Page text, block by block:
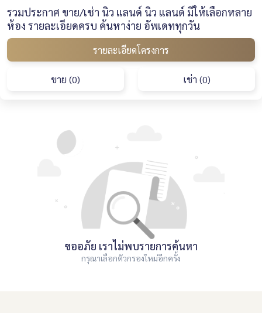
รวมประกาศ ขาย/เช่า นิว แลนด์ นิว แลนด์ มีให้เลือกหลาย
ห้อง รายละเอียดครบ ค้นหาง่าย อัพเดททุกวัน
รายละเอียดโครงการ
ขาย (0) เช่า (0)
ขออภัย เราไม่พบรายการค้นหา
กรุณาเลือกตัวกรองใหม่อีกครั้ง